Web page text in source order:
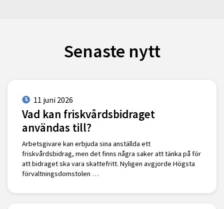
Senaste nytt
11 juni 2026
Vad kan friskvårdsbidraget
användas till?
Arbetsgivare kan erbjuda sina anställda ett
friskvårdsbidrag, men det finns några saker att tänka på för
att bidraget ska vara skattefritt. Nyligen avgjorde Högsta
förvaltningsdomstolen …